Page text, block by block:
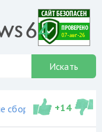
Искать
сборки iso» Windows 8.1 embedded industry pro 64bit 32bit 2020
+14